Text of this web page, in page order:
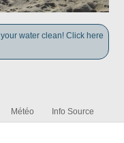
water clean! Click here
Météo Info Source